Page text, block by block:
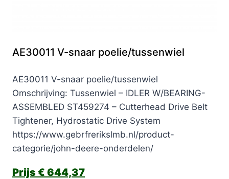
AE30011 V-snaar poelie/tussenwiel
AE30011 V-snaar poelie/tussenwiel
Omschrijving: Tussenwiel – IDLER W/BEARING-
ASSEMBLED ST459274 – Cutterhead Drive Belt
Tightener, Hydrostatic Drive System
https://www.gebrfrerikslmb.nl/product-
categorie/john-deere-onderdelen/
€ 644,37